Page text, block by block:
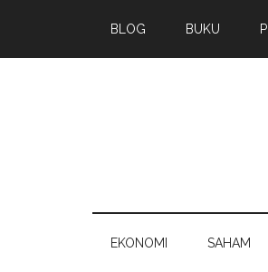
BLOG BUKU
EKONOMI SAHAM